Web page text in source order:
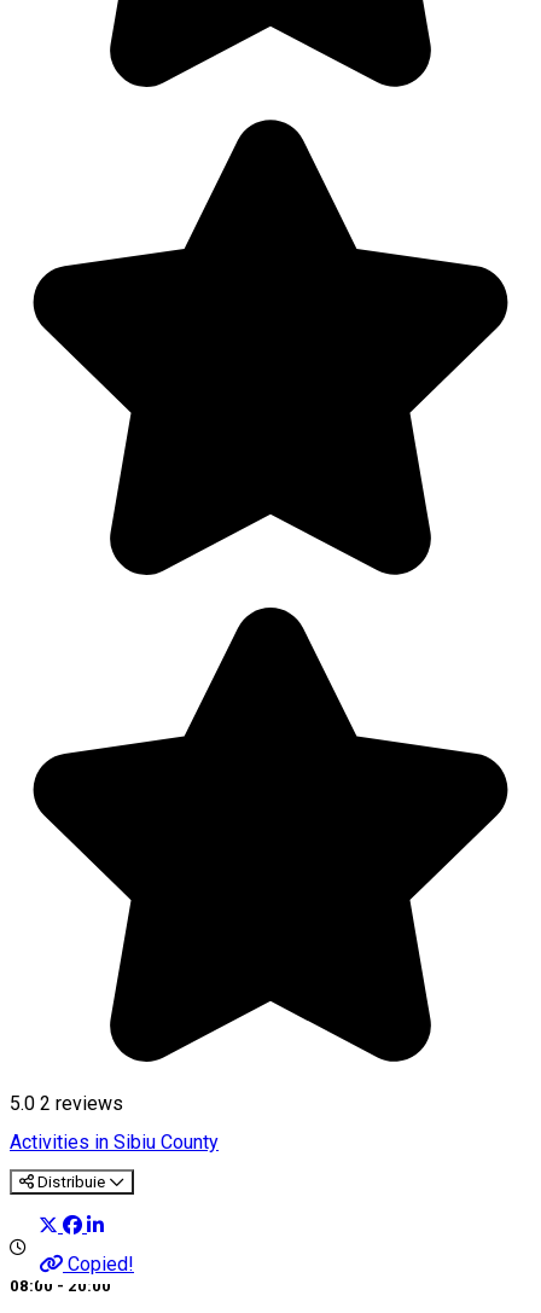
5.0 2 reviews
Activities in Sibiu County
Distribuie
Copied!
08:00 - 20:00